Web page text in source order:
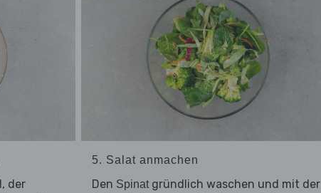
, der
5. Salat anmachen
Den Spinatgründlich waschen und mit der